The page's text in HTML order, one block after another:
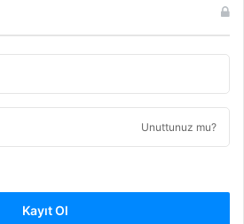
Unuttunuz mu?
Kayıt Ol